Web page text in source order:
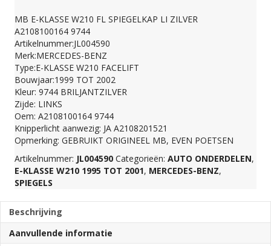
KLASSE
W210
FL
SPIEGELKAP
LI
ZILVER
A2108100164
MB E-KLASSE W210 FL SPIEGELKAP LI ZILVER
A2108100164 9744
Artikelnummer:JL004590
Merk:MERCEDES-BENZ
Type:E-KLASSE W210 FACELIFT
Bouwjaar:1999 TOT 2002
Kleur: 9744 BRILJANTZILVER
Zijde: LINKS
Oem: A2108100164 9744
Knipperlicht aanwezig: JA A2108201521
Opmerking: GEBRUIKT ORIGINEEL MB, EVEN POETSEN
Artikelnummer: JL004590 Categorieën: AUTO ONDERDELEN,
E-KLASSE W210 1995 TOT 2001, MERCEDES-BENZ,
SPIEGELS
Beschrijving
Aanvullende informatie